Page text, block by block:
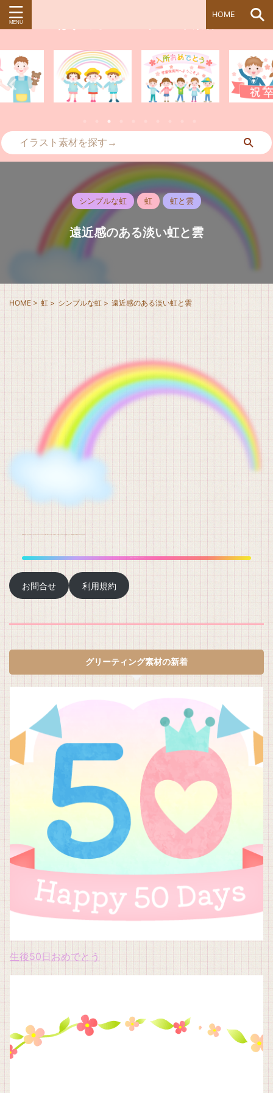
HOME
シンプルな虹 虹 虹と雲
遠近感のある淡い虹と雲
HOME > 虹 > シンプルな虹 > 遠近感のある淡い虹と雲
お問合せ 利用規約
グリーティング素材の新着
生後50日おめでとう